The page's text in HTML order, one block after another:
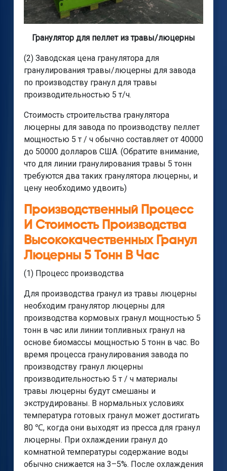
Гранулятор для пеллет из травы/люцерны
(2) Заводская цена гранулятора для
гранулирования травы/люцерны для завода
по производству гранул для травы
производительностью 5 т/ч.
Стоимость строительства гранулятора
люцерны для завода по производству пеллет
мощностью 5 т / ч обычно составляет от 40000
до 50000 долларов США. (Обратите внимание,
что для линии гранулирования травы 5 тонн
требуются два таких гранулятора люцерны, и
цену необходимо удвоить)
Производственный Процесс
И Стоимость Производства
Высококачественных Гранул
Люцерны 5 Тонн В Час
(1) Процесс производства
Для производства гранул из травы люцерны
необходим гранулятор люцерны для
производства кормовых гранул мощностью 5
тонн в час или линии топливных гранул на
основе биомассы мощностью 5 тонн в час. Во
время процесса гранулирования завода по
производству гранул люцерны
производительностью 5 т / ч материалы
травы люцерны будут смешаны и
экструдированы. В нормальных условиях
температура готовых гранул может достигать
80 ℃, когда они выходят из пресса для гранул
люцерны. При охлаждении гранул до
комнатной температуры содержание воды
обычно снижается на 3–5%. После охлаждения